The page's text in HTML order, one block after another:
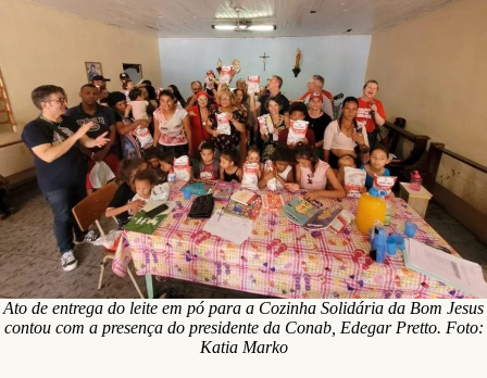
Ato de entrega do leite em pó para a Cozinha Solidária da Bom Jesus
contou com a presença do presidente da Conab, Edegar Pretto. Foto:
Katia Marko